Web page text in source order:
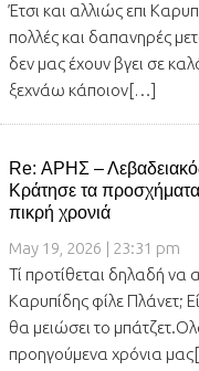
Έτσι και αλλιώς επι
πολλές και δαπανηρές
δεν μας έχουν βγει σε
ξεχνάω κάποιον[…]
Re: ΑΡΗΣ –
Κράτησε τα
πικρή χρονιά
May 19, 2026 | 23:31 pm
Τί προτίθεται δηλαδή να
Καρυπίδης φίλε Πλάνετ;
θα μειώσει το
προηγούμενα χρόνια